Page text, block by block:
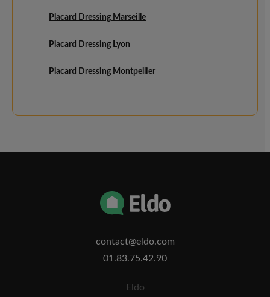
Placard Dressing Marseille
Placard Dressing Lyon
Placard Dressing Montpellier
contact@eldo.com
01.83.75.42.90
Eldo